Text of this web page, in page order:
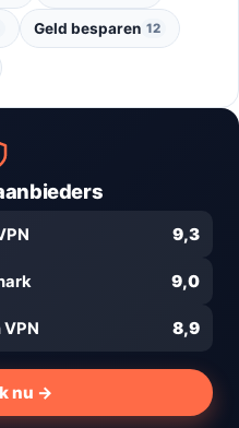
Geld besparen 12
9,3
9,0
8,9
nu →